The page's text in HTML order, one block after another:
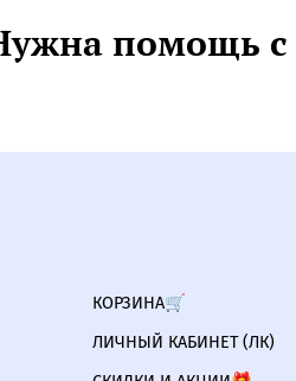
помощь с
КОРЗИНА🛒
ЛИЧНЫЙ КАБИНЕТ (ЛК)